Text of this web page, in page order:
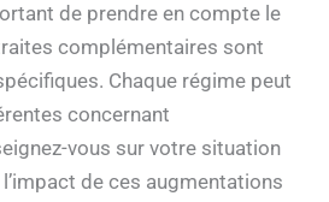
de prendre en compte le
complémentaires sont
Chaque régime peut
concernant
vous sur votre situation
de ces augmentations